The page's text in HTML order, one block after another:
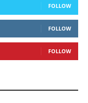
FOLLOW
FOLLOW
FOLLOW